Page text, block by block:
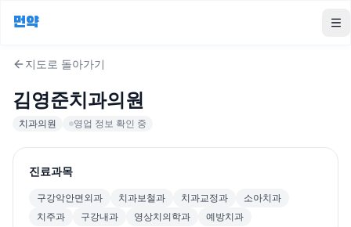
먼약
지도로 돌아가기
김영준치과의원
치과의원 영업 정보 확인 중
진료과목
구강악안면외과 치과보철과 치과교정과
소아치과
치주과
구강내과 영상치의학과 예방치과